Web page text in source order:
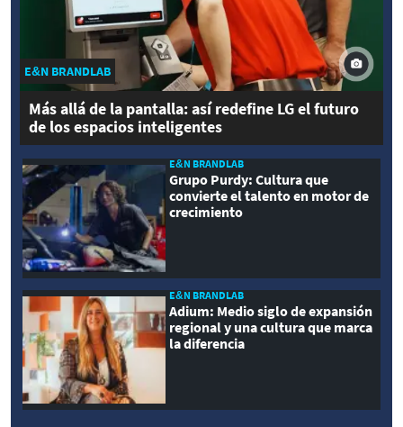
E&N BRANDLAB
Más allá de la pantalla: así redefine LG el futuro
de los espacios inteligentes
E&N BRANDLAB
Grupo Purdy: Cultura que
convierte el talento en motor de
crecimiento
E&N BRANDLAB
Adium: Medio siglo de expansión
regional y una cultura que marca
la diferencia